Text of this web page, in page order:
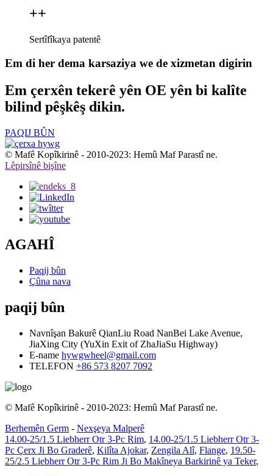
++
Sertîfîkaya patentê
Em di her dema karsaziya we de xizmetan digirin
Em çerxên tekerê yên OE yên bi kalîte
bilind pêşkêş dikin.
PAQIJ BÛN
© Mafê Kopîkirinê - 2010-2023: Hemû Maf Parastî ne.
Lêpirsînê bişîne
AGAHÎ
Paqij bûn
Çûna nava
paqij bûn
Navnîşan Bakurê QianLiu Road NanBei Lake Avenue,
JiaXing City (YuXin Exit of ZhaJiaSu Highway)
E-name hywgwheel@gmail.com
TELEFON +86 573 8207 7092
© Mafê Kopîkirinê - 2010-2023: Hemû Maf Parastî ne.
Berhemên Germ - Nexşeya Malperê
14.00-25/1.5 Liebherr Otr 3-Pc Rim, 14.00-25/1.5 Liebherr Otr 3-
Pc Çerx Ji Bo Graderê, Kilîta Ajokar, Zengila Alî, Flange, 19.50-
25/2.5 Liebherr Otr 3-Pc Rim Ji Bo Makîneya Barkirinê ya Teker,